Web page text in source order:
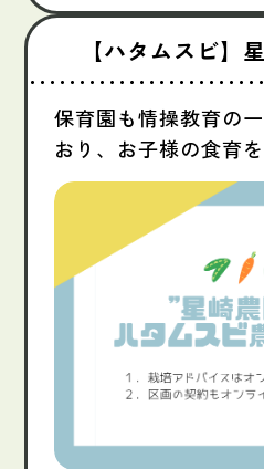
【ハタムスビ】
保育園も情操教育の
おり、お子様の食育